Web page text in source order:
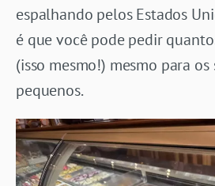
espalhando pelos Estados
é que você pode pedir
(isso mesmo!) mesmo para os
pequenos.